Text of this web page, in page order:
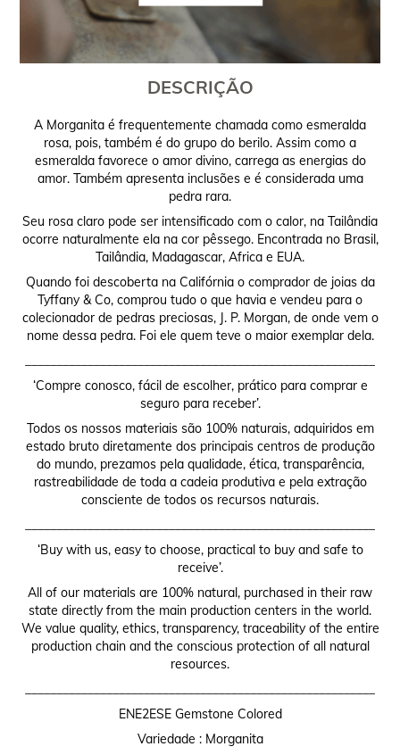
DESCRIÇÃO
A Morganita é frequentemente chamada como esmeralda
rosa, pois, também é do grupo do berilo. Assim como a
esmeralda favorece o amor divino, carrega as energias do
amor. Também apresenta inclusões e é considerada uma
pedra rara.
Seu rosa claro pode ser intensificado com o calor, na Tailândia
ocorre naturalmente ela na cor pêssego. Encontrada no Brasil,
Tailândia, Madagascar, Africa e EUA.
Quando foi descoberta na Califórnia o comprador de joias da
Tyffany & Co, comprou tudo o que havia e vendeu para o
colecionador de pedras preciosas, J. P. Morgan, de onde vem o
nome dessa pedra. Foi ele quem teve o maior exemplar dela.
‘Compre conosco, fácil de escolher, prático para comprar e
seguro para receber’.
Todos os nossos materiais são 100% naturais, adquiridos em
estado bruto diretamente dos principais centros de produção
do mundo, prezamos pela qualidade, ética, transparência,
rastreabilidade de toda a cadeia produtiva e pela extração
consciente de todos os recursos naturais.
‘Buy with us, easy to choose, practical to buy and safe to
receive’.
All of our materials are 100% natural, purchased in their raw
state directly from the main production centers in the world.
We value quality, ethics, transparency, traceability of the entire
production chain and the conscious protection of all natural
resources.
ENE2ESE Gemstone Colored
Variedade : Morganita